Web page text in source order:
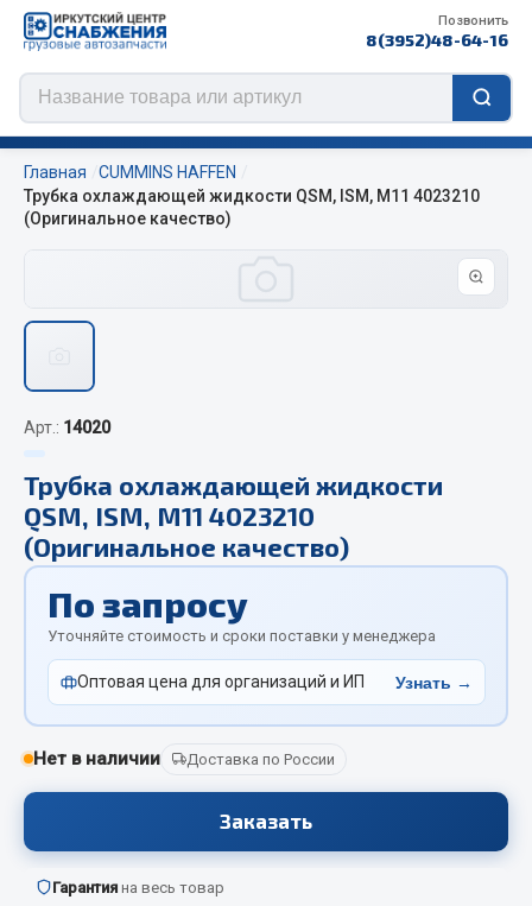
Позвонить
8(3952)48-64-16
ЦЕПИ РОССИЯ
Изготовление цепей на колеса BOHU
QITONG
Отопители салона, подогреватели
Автономные воздушные отопители
Жидкостные подогреватели
Отопители салона
Подогреватели тосола
Весь раздел
Автозвук
Главная
CUMMINS HAFFEN
Трубка охлаждающей жидкости QSM, ISM, M11 4023210
(Оригинальное качество)
Арт.: 14020
Трубка охлаждающей жидкости
QSM, ISM, M11 4023210
(Оригинальное качество)
По запросу
Уточняйте стоимость и сроки поставки у менеджера
Оптовая цена для организаций и ИП Узнать →
Нет в наличии Доставка по России
Заказать
Гарантия на весь товар